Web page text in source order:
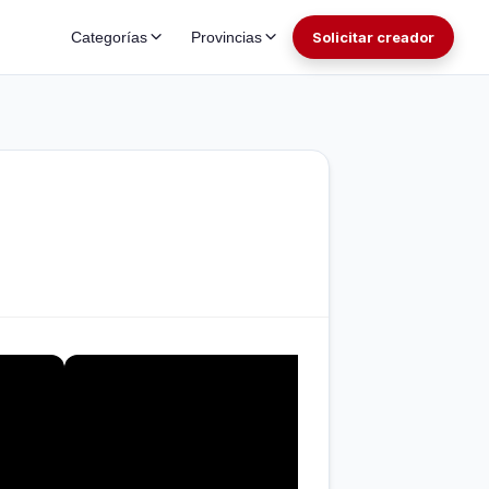
Categorías Provincias Solicitar creador